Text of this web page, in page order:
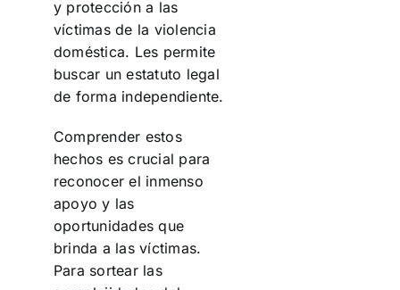
y protección a las
víctimas de la violencia
doméstica. Les permite
buscar un estatuto legal
de forma independiente.
Comprender estos
hechos es crucial para
reconocer el inmenso
apoyo y las
oportunidades que
brinda a las víctimas.
Para sortear las